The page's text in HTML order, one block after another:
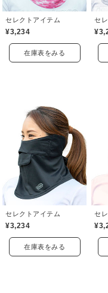
セレクトアイテム
¥3,234
在庫表をみる
セ
セレクトアイテム
¥3,234
在庫表をみる
セ